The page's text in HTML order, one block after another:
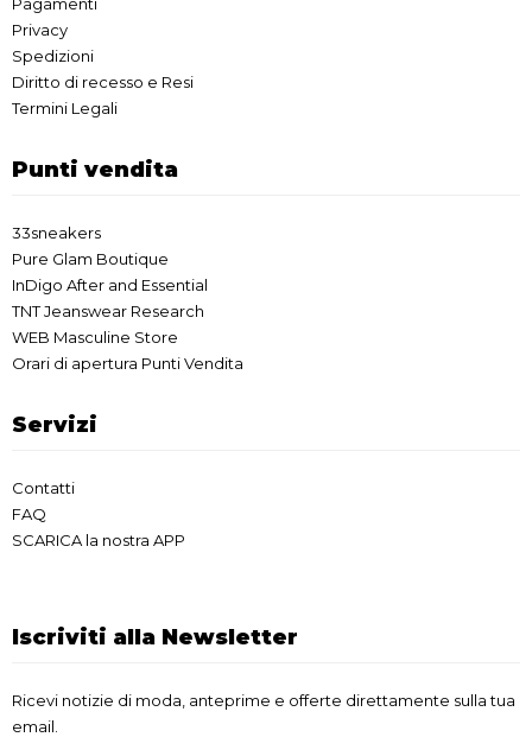
Pagamenti
Privacy
Spedizioni
Diritto di recesso e Resi
Termini Legali
Punti vendita
33sneakers
Pure Glam Boutique
InDigo After and Essential
TNT Jeanswear Research
WEB Masculine Store
Orari di apertura Punti Vendita
Servizi
Contatti
FAQ
SCARICA la nostra APP
Iscriviti alla Newsletter
Ricevi notizie di moda, anteprime e offerte direttamente sulla tua
email.